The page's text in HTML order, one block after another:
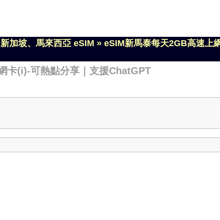
新加坡、馬來西亞 eSIM » eSIM新馬泰每天2GB高速上
卡(i)-可熱點分享｜支援ChatGPT